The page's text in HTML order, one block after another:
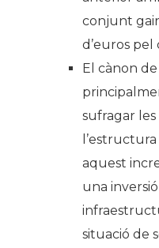
conjunt
d’euros pel
El cànon de
sufragar les
aquest
una
situació de